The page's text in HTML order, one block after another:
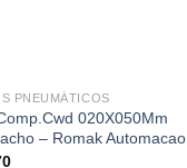
PNEUMÁTICOS
020X050Mm
– Romak Automacao